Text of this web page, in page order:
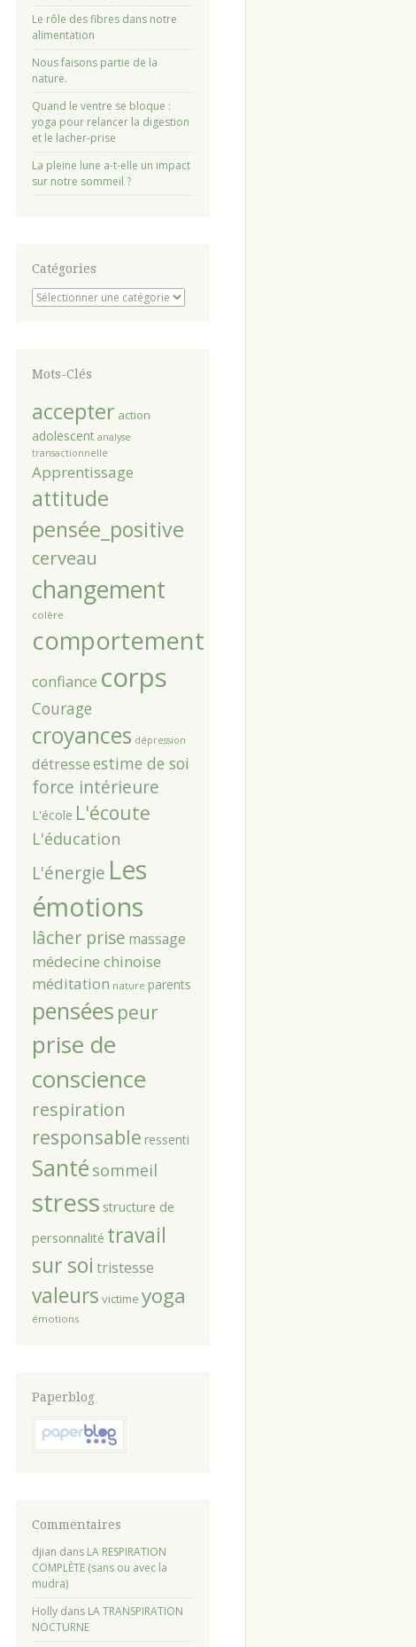
Le rôle des fibres dans notre
alimentation
Nous faisons partie de la
nature.
Quand le ventre se bloque :
yoga pour relancer la digestion
et le lacher-prise
La pleine lune a-t-elle un impact
sur notre sommeil ?
Catégories
Catégories
Mots-Clés
accepter action
adolescent analyse
transactionnelle
Apprentissage
attitude
pensée_positive
cerveau
changement
colère
comportement
confiance corps
Courage
croyances dépression
détresseestime de soi
force intérieure
L'école L'écoute
L'éducation
L'énergie Les
émotions
lâcher prise massage
médecine chinoise
méditation nature parents
pensées peur
prise de
conscience
respiration
responsable ressenti
Santé sommeil
stress structure de
personnalité travail
sur soi tristesse
valeurs victime yoga
émotions
Paperblog
Commentaires
djian dans LA RESPIRATION
COMPLÈTE (sans ou avec la
mudra)
Hollydans LA TRANSPIRATION
NOCTURNE